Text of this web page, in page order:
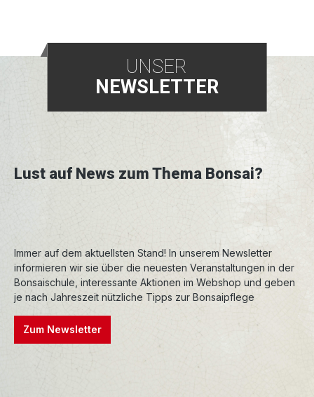
März vor dem Austrieb der neuen Blätter oder
nach der Blüte im Juni/Juli. Alle Sorten
bevorzugen einen halbschattigen Standort, und
sollte also nicht mit kalkhaltigem Leitungswasser
gegossen werden. Die Azaleen sind nur bedingt
winterhart, deshalb achten Sie auf einen
ausreichenden Frostschutz.
UNSER
NEWSLETTER
Lust auf News zum Thema Bonsai?
Immer auf dem aktuellsten Stand! In unserem Newsletter
informieren wir sie über die neuesten Veranstaltungen in der
Bonsaischule, interessante Aktionen im Webshop und geben
je nach Jahreszeit nützliche Tipps zur Bonsaipflege
Zum Newsletter